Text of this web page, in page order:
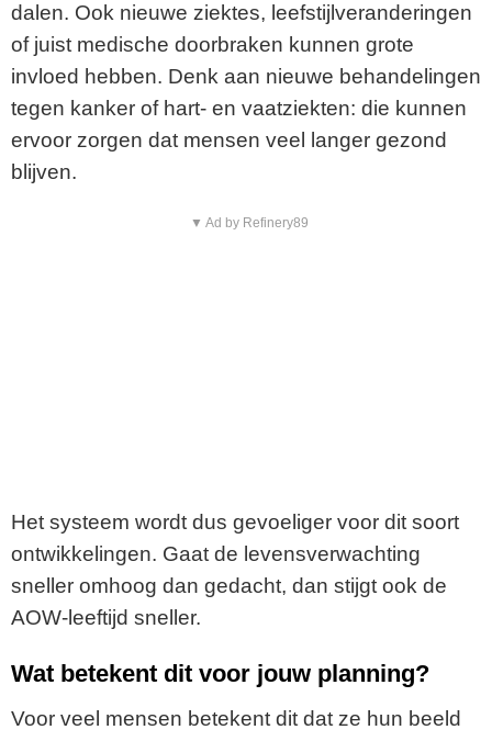
dalen. Ook nieuwe ziektes, leefstijlveranderingen
of juist medische doorbraken kunnen grote
invloed hebben. Denk aan nieuwe behandelingen
tegen kanker of hart- en vaatziekten: die kunnen
ervoor zorgen dat mensen veel langer gezond
blijven.
▼ Ad by Refinery89
Het systeem wordt dus gevoeliger voor dit soort
ontwikkelingen. Gaat de levensverwachting
sneller omhoog dan gedacht, dan stijgt ook de
AOW-leeftijd sneller.
Wat betekent dit voor jouw planning?
Voor veel mensen betekent dit dat ze hun beeld